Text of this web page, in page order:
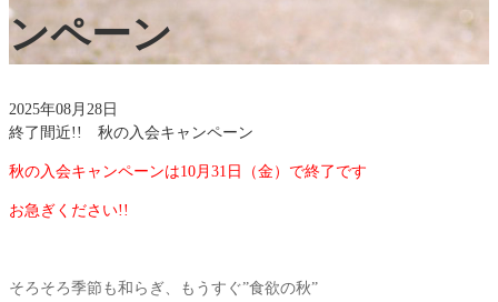
ンペーン
2025年08月28日
終了間近!! 秋の入会キャンペーン
秋の入会キャンペーンは10月31日（金）で終了です
お急ぎください!!
そろそろ季節も和らぎ、もうすぐ”食欲の秋”